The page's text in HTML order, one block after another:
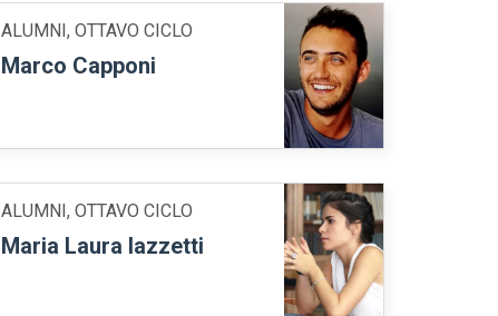
ALUMNI, OTTAVO CICLO
Marco Capponi
ALUMNI, OTTAVO CICLO
Maria Laura Iazzetti